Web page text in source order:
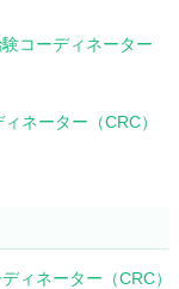
コーディネーター
ネーター（CRC）
ィネーター（CRC）